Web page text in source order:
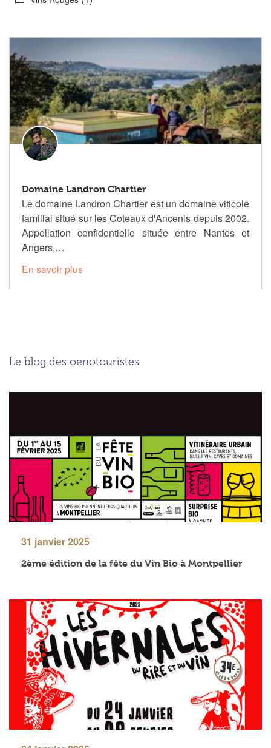
Domaine Landron Chartier
Le domaine Landron Chartier est un domaine viticole
familial situé sur les Coteaux d'Ancenis depuis 2002.
Appellation confidentielle située entre Nantes et
Angers,…
En savoir plus
Le blog des oenotouristes
31 janvier 2025
2ème édition de la fête du Vin Bio à Montpellier